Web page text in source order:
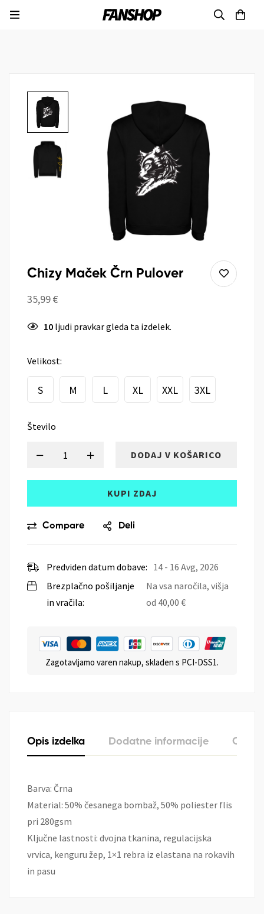
Chizy Maček Črn Pulover
35,99€
10 ljudi pravkar gleda ta izdelek.
Velikost:
S M L XL XXL 3XL
Število
DODAJ V KOŠARICO
KUPI ZDAJ
Compare Deli
Predviden datum dobave: 14 - 16 Avg, 2026
Brezplačno pošiljanje
in vračila:
Na vsa naročila, višja
od 40,00 €
Zagotavljamo varen nakup, skladen s PCI-DSS1.
Opis izdelka Dodatne informacije O
Barva: Črna
Material: 50% česanega bombaž, 50% poliester flis
pri 280gsm
Ključne lastnosti: dvojna tkanina, regulacijska
vrvica, kenguru žep, 1×1 rebra iz elastana na rokavih
in pasu